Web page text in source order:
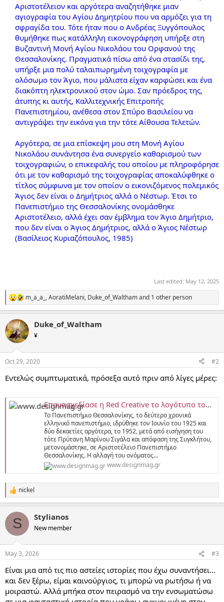
Αριστοτέλειον και αργότερα αναζητήθηκε μιαν
αγιογραφία του Αγίου Δημητρίου που να αρμόζει για τη
σφραγίδα του. Τότε ήταν που ο Ανδρέας Ξυγγόπουλος
θυμήθηκε πως κατάλληλη εικονογράφηση υπήρξε στη
Βυζαντινή Μονή Αγίου Νικολάου του Ορφανού της
Θεσσαλονίκης. Πραγματικά πίσω από ένα στασίδι της,
υπήρξε μια πολύ ταλαιπωρημένη τοιχογραφία με
ολόσωμο τον Άγιο, που μάλιστα είχαν καρφώσει και ένα
διακόπτη ηλεκτρονικού στον ώμο. Σαν πρόεδρος της,
άτυπης κι αυτής, Καλλιτεχνικής Επιτροπής
Πανεπιστημίου, ανέθεσα στον Σπύρο Βασιλείου να
αντιγράψει την εικόνα για την τότε Αίθουσα Τελετών.
Αργότερα, σε μια επίσκεψη μου στη Μονή Αγίου
Νικολάου συνάντησα ένα συνεργείο καθαρισμού των
τοιχογραφιών, ο επικεφαλής του οποίου με πληροφόρησε
ότι με τον καθαρισμό της τοιχογραφίας αποκαλύφθηκε ο
τίτλος σύμφωνα με τον οποίον ο εικονιζόμενος πολεμικός
Άγιος δεν είναι ο Δημήτριος αλλά ο Νέστωρ. Έτσι το
Πανεπιστήμιο της Θεσσαλονίκης ονομάσθηκε
Αριστοτέλειο, αλλά έχει σαν έμβλημα τον Άγιο Δημήτριο,
που δεν είναι ο Άγιος Δημήτριος, αλλά ο Άγιος Νέστωρ
(Βασίλειος Κυριαζόπουλος, 1985)
Last edited: May 12, 2025
R
e
c
t
i
s
m_a_a_ ,AoratiMelani, Duke_of_Walthamand 1 other person
Duke_of_Waltham
¥
Oct 29, 2020 #2
Εντελώς συμπτωματικά, πρόσεξα αυτό πριν από λίγες μέρες:
Επανασχεδίασε η Red Creative το λογότυπο του ΑΠΘ; - designmag.gr
Το Πανεπιστήμιο Θεσσαλονίκης, το δεύτερο χρονικά
ελληνικό πανεπιστήμιο, ιδρύθηκε τον Ιουνίο του 1925 και
δύο δεκαετίες αργότερα, το 1952, μετά από εισήγηση του
τότε Πρύτανη Μαρίνου Σιγάλα και απόφαση της Συγκλήτου,
μετονομάστηκε, σε Αριστοτέλειο Πανεπιστήμιο
Θεσσαλονίκης. Η αλλαγή του ονόματος...
www.designmag.gr
R
e
c
i
s
nickel
S Stylianos
New member
May 3, 2026 #3
Είναι μια από τις πιο αστείες ιστορίες που έχω συναντήσει...
και δεν ξέρω, είμαι καινούργιος, τι μπορώ να ρωτήσω ή να
μοιραστώ. Αλλά μπήκα στον πειρασμό να την ενσωματώσω